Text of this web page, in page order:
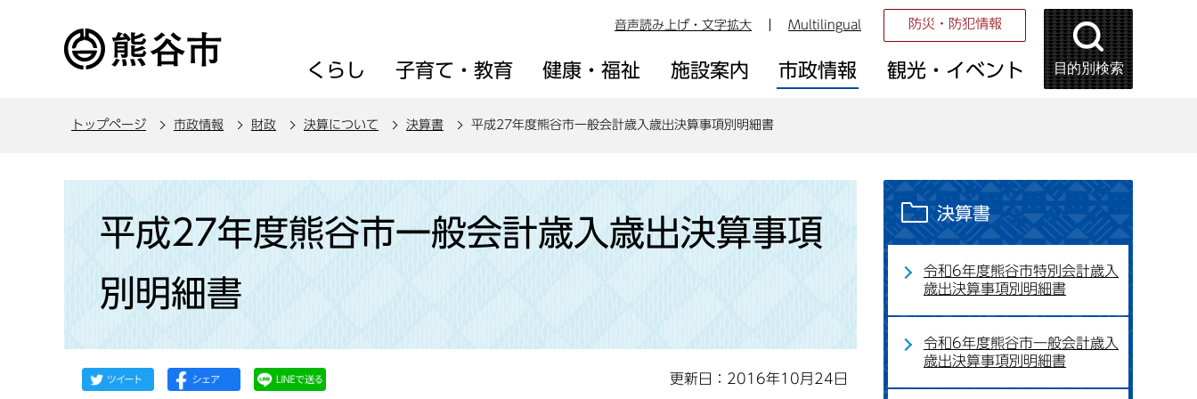
音声読み上げ・文字拡大 Multilingual 防災・防犯情報
くらし 子育て・教育 健康・福祉 施設案内 市政情報 観光・イベント 目的別検索
トップページ 市政情報 財政 決算について 決算書 平成27年度熊谷市一般会計歳入歳出決算事項別明細書
平成27年度熊谷市一般会計歳入歳出決算事項
別明細書
更新日：2016年10月24日
決算書
令和6年度熊谷市特別会計歳入
歳出決算事項別明細書
令和6年度熊谷市一般会計歳入
歳出決算事項別明細書